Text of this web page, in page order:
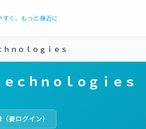
く、もっと身近に
ｎｏｌｏｇｉｅｓ
ｃｈｎｏｌｏｇｉｅｓ
要ログイン）